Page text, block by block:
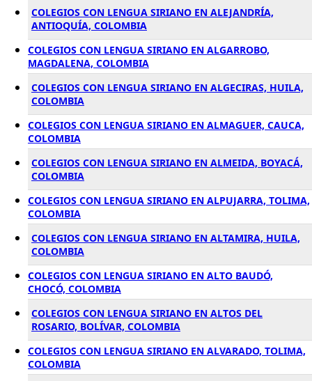
COLEGIOS CON LENGUA SIRIANO EN ALEJANDRÍA,
ANTIOQUÍA, COLOMBIA
COLEGIOS CON LENGUA SIRIANO EN ALGARROBO,
MAGDALENA, COLOMBIA
COLEGIOS CON LENGUA SIRIANO EN ALGECIRAS, HUILA,
COLOMBIA
COLEGIOS CON LENGUA SIRIANO EN ALMAGUER, CAUCA,
COLOMBIA
COLEGIOS CON LENGUA SIRIANO EN ALMEIDA, BOYACÁ,
COLOMBIA
COLEGIOS CON LENGUA SIRIANO EN ALPUJARRA, TOLIMA,
COLOMBIA
COLEGIOS CON LENGUA SIRIANO EN ALTAMIRA, HUILA,
COLOMBIA
COLEGIOS CON LENGUA SIRIANO EN ALTO BAUDÓ,
CHOCÓ, COLOMBIA
COLEGIOS CON LENGUA SIRIANO EN ALTOS DEL
ROSARIO, BOLÍVAR, COLOMBIA
COLEGIOS CON LENGUA SIRIANO EN ALVARADO, TOLIMA,
COLOMBIA